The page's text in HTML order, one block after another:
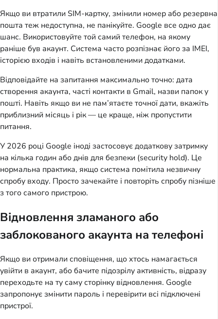
Якщо ви втратили SIM-картку, змінили номер або резервна
пошта теж недоступна, не панікуйте. Google все одно дає
шанс. Використовуйте той самий телефон, на якому
раніше був акаунт. Система часто розпізнає його за IMEI,
історією входів і навіть встановленими додатками.
Відповідайте на запитання максимально точно: дата
створення акаунта, часті контакти в Gmail, назви папок у
пошті. Навіть якщо ви не пам’ятаєте точної дати, вкажіть
приблизний місяць і рік — це краще, ніж пропустити
питання.
У 2026 році Google іноді застосовує додаткову затримку
на кілька годин або днів для безпеки (security hold). Це
нормальна практика, якщо система помітила незвичну
спробу входу. Просто зачекайте і повторіть спробу пізніше
з того самого пристрою.
Відновлення зламаного або
заблокованого акаунта на телефоні
Якщо ви отримали сповіщення, що хтось намагається
увійти в акаунт, або бачите підозрілу активність, відразу
переходьте на ту саму сторінку відновлення. Google
запропонує змінити пароль і перевірити всі підключені
пристрої.